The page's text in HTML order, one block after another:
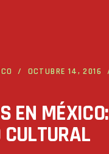
OCTUBRE 14, 2016
EN MÉXICO:
CULTURAL